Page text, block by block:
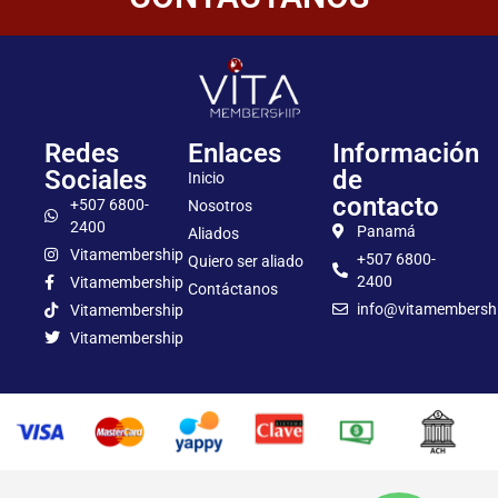
Redes
Sociales
+507 6800-
2400
Vitamembership
Vitamembership
Vitamembership
Vitamembership
Enlaces
Inicio
Nosotros
Aliados
Quiero ser aliado
Contáctanos
Información
de
contacto
Panamá
+507 6800-
2400